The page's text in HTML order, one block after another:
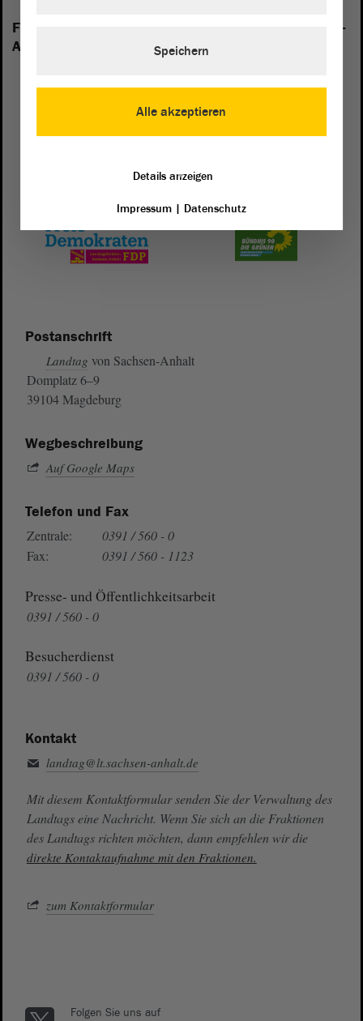
Folgende Fraktionen sind im Landtag von Sachsen-
Anhalt vertreten:
Postanschrift
Landtag von Sachsen-Anhalt
Domplatz 6–9
39104 Magdeburg
Wegbeschreibung
Auf Google Maps
Telefon und Fax
Zentrale:
0391 / 560 - 0
Fax:
0391 / 560 - 1123
Presse- und Öffentlichkeitsarbeit
0391 / 560 - 0
Besucherdienst
0391 / 560 - 0
Kontakt
landtag@lt.sachsen-anhalt.de
Mit diesem Kontaktformular senden Sie der Verwaltung des
Landtags eine Nachricht. Wenn Sie sich an die Fraktionen
des Landtags richten möchten, dann empfehlen wir die
direkte Kontaktaufnahme mit den Fraktionen.
zum Kontaktformular
Folgen Sie uns auf
Alle akzeptieren
Speichern
Details anzeigen
Impressum| Datenschutz